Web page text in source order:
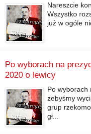
Nareszcie
Wszystko
już w ogóle
Po wyborach na
2020 o lewicy
Po wyborach
żebyśmy
grup
gł...